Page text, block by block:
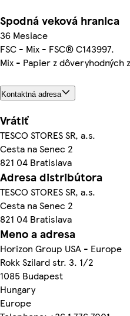
Spodná veková hranica
36 Mesiace
FSC - Mix - FSC® C143997.
Mix - Papier z dôveryhodných
Kontaktná adresa
Vrátiť
TESCO STORES SR, a.s.
Cesta na Senec 2
821 04 Bratislava
Adresa distribútora
TESCO STORES SR, a.s.
Cesta na Senec 2
821 04 Bratislava
Meno a adresa
Horizon Group USA - Europe
Rokk Szilard str. 3. 1/2
1085 Budapest
Hungary
Europe